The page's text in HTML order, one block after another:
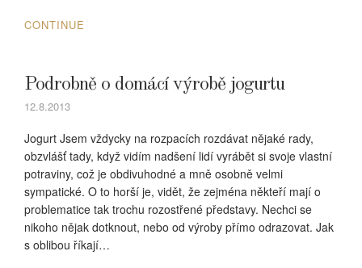
CONTINUE
Podrobně o domácí výrobě jogurtu
12.8.2013
Jogurt Jsem vždycky na rozpacích rozdávat nějaké rady,
obzvlášť tady, když vidím nadšení lidí vyrábět si svoje vlastní
potraviny, což je obdivuhodné a mně osobně velmi
sympatické. O to horší je, vidět, že zejména někteří mají o
problematice tak trochu rozostřené představy. Nechci se
nikoho nějak dotknout, nebo od výroby přímo odrazovat. Jak
s oblibou říkají…